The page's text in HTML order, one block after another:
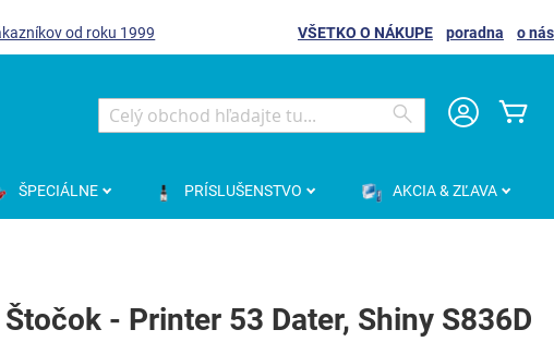
od roku 1999 VŠETKO O NÁKUPE poradna
o nás
Search
ŠPECIÁLNE PRÍSLUŠENSTVO AKCIA & ZĽAVA
Štočok - Printer 53 Dater, Shiny S836D